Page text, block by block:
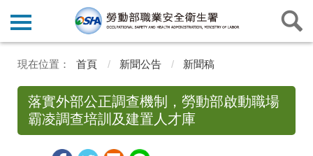
首頁 新聞公告 新聞稿
落實外部公正調查機制，勞動部啟動職場
霸凌調查培訓及建置人才庫